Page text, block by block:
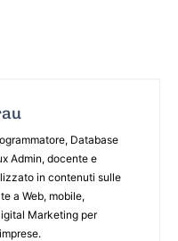
Database
Admin, docente e
in contenuti sulle
a Web, mobile,
Marketing per